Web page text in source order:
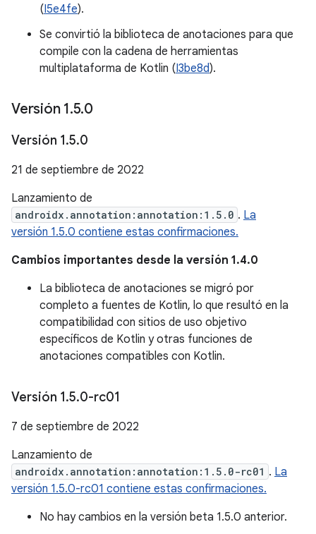
(I5e4fe).
Se convirtió la biblioteca de anotaciones para que
compile con la cadena de herramientas
multiplataforma de Kotlin (I3be8d).
Versión 1.5.0
Versión 1.5.0
21 de septiembre de 2022
Lanzamiento de
androidx.annotation:annotation:1.5.0 . La
versión 1.5.0 contiene estas confirmaciones.
Cambios importantes desde la versión 1.4.0
La biblioteca de anotaciones se migró por
completo a fuentes de Kotlin, lo que resultó en la
compatibilidad con sitios de uso objetivo
específicos de Kotlin y otras funciones de
anotaciones compatibles con Kotlin.
Versión 1.5.0-rc01
7 de septiembre de 2022
Lanzamiento de
androidx.annotation:annotation:1.5.0-rc01 . La
versión 1.5.0-rc01 contiene estas confirmaciones.
No hay cambios en la versión beta 1.5.0 anterior.